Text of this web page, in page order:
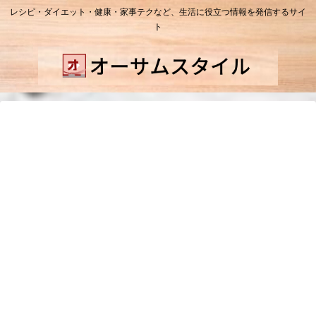
レシピ・ダイエット・健康・家事テクなど、生活に役立つ情報を発信するサイ
ト